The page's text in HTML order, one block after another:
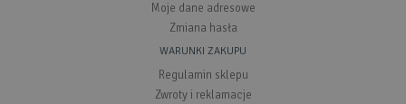
Moje dane adresowe
Zmiana hasła
WARUNKI ZAKUPU
Regulamin sklepu
Zwroty i reklamacje